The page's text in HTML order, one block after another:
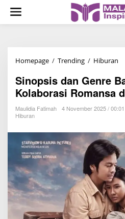
Homepage / Trending / Hiburan
n
o
p
i
d
a
n
G
e
n
Sinopsis dan Genre
Kolaborasi Romansa
Maulidia Fatimah
4 November 2025 /
Hiburan